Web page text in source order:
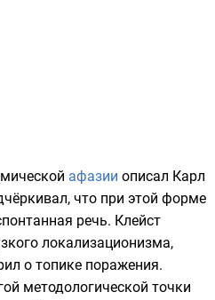
афазии описал Карл
что при этой форме
речь. Клейст
локализационизма,
о топике поражения.
методологической точки